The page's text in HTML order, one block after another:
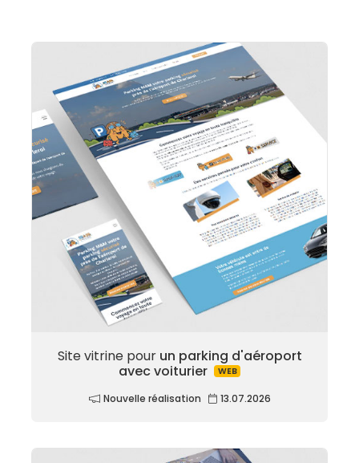
Site vitrine pour un parking d'aéroport
avec voiturier
WEB
Nouvelle réalisation 13.07.2026